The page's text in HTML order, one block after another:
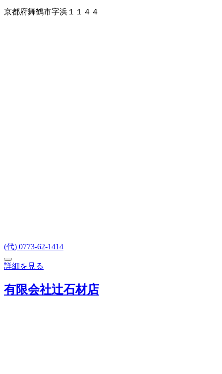
京都府舞鶴市字浜１１４４
(代) 0773-62-1414
詳細を見る
有限会社辻石材店